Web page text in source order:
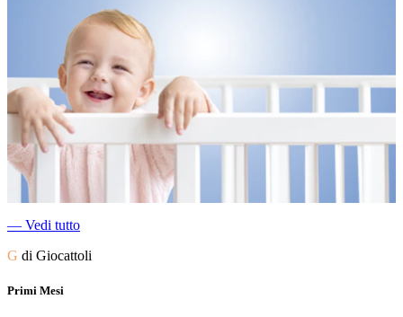
― Vedi tutto
G di Giocattoli
Primi Mesi